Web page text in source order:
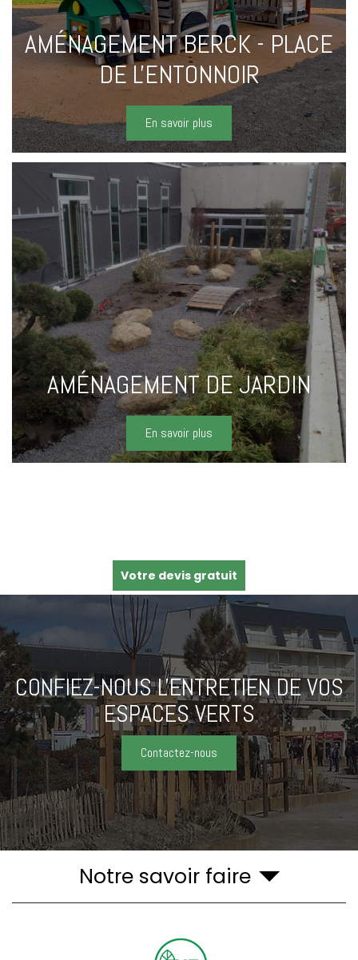
AMÉNAGEMENT BERCK - PLACE
DE L'ENTONNOIR
En savoir plus
AMÉNAGEMENT DE JARDIN
En savoir plus
Votre devis gratuit
CONFIEZ-NOUS L'ENTRETIENDE VOS
ESPACES VERTS
Contactez-nous
Notre savoir faire